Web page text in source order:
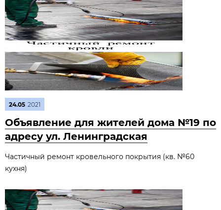
24.05 2021
Объявление для жителей дома №19 по
адресу ул. Ленинградская
Частичный ремонт кровельного покрытия (кв. №60
кухня)